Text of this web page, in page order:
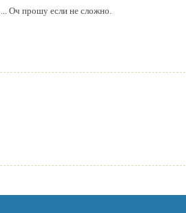
... Оч прошу если не сложно.